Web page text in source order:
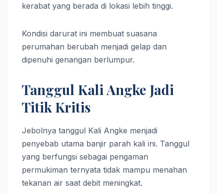
kerabat yang berada di lokasi lebih tinggi.
Kondisi darurat ini membuat suasana
perumahan berubah menjadi gelap dan
dipenuhi genangan berlumpur.
Tanggul Kali Angke Jadi
Titik Kritis
Jebolnya tanggul Kali Angke menjadi
penyebab utama banjir parah kali ini. Tanggul
yang berfungsi sebagai pengaman
permukiman ternyata tidak mampu menahan
tekanan air saat debit meningkat.